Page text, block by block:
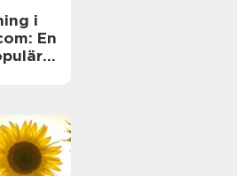
i
En